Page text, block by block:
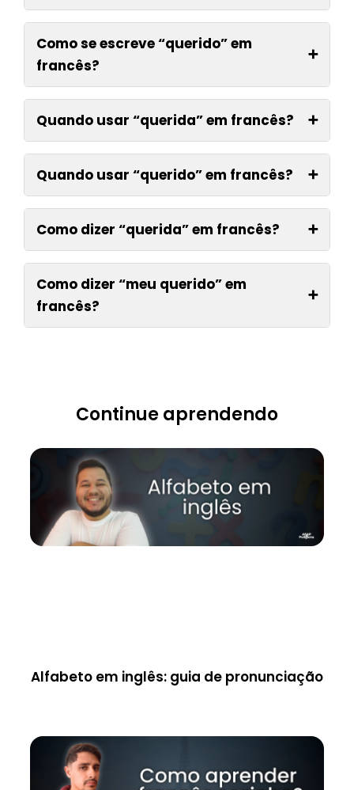
Como se escreve “querido” em
francês?
➕
Quando usar “querida” em francês? ➕
Quando usar “querido” em francês? ➕
Como dizer “querida” em francês? ➕
Como dizer “meu querido” em
francês?
➕
Continue aprendendo
Alfabeto em inglês: guia de pronunciação